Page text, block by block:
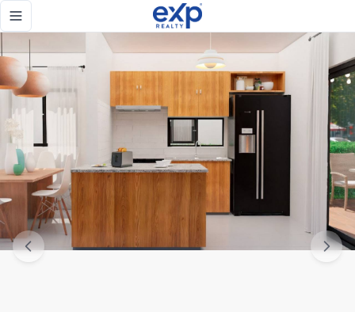
Toggle navigation menu
Punta Cana, Proyecto de villas en venta en Punta Cana,